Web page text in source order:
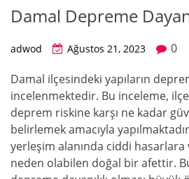
Damal Depreme
adwod Ağustos 21, 2023
0
Damal ilçesindeki yapıların
incelenmektedir. Bu inceleme,
deprem riskine karşı ne kadar
belirlemek amacıyla
yerleşim alanında ciddi hasarlara
neden olabilen doğal bir afettir.